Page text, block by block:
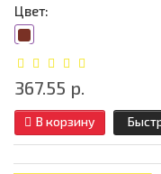
Цвет:
367.55 р.
В корзину